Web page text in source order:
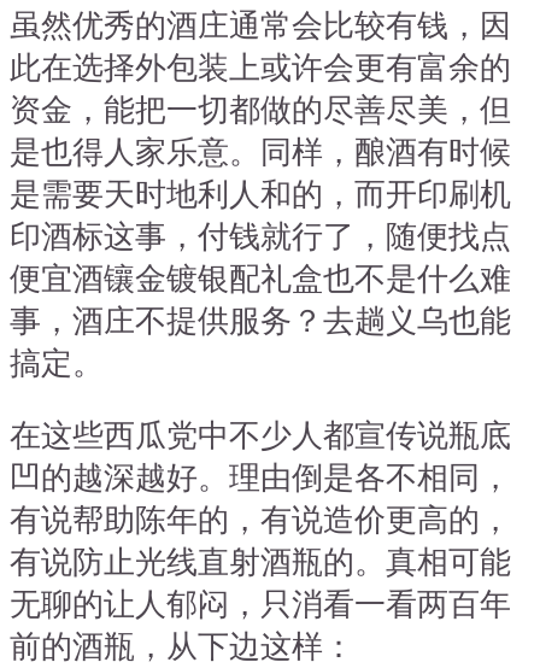
虽然优秀的酒庄通常会比较有钱，因
此在选择外包装上或许会更有富余的
资金，能把一切都做的尽善尽美，但
是也得人家乐意。同样，酿酒有时候
是需要天时地利人和的，而开印刷机
印酒标这事，付钱就行了，随便找点
便宜酒镶金镀银配礼盒也不是什么难
事，酒庄不提供服务？去趟义乌也能
搞定。
在这些西瓜党中不少人都宣传说瓶底
凹的越深越好。理由倒是各不相同，
有说帮助陈年的，有说造价更高的，
有说防止光线直射酒瓶的。真相可能
无聊的让人郁闷，只消看一看两百年
前的酒瓶，从下边这样：